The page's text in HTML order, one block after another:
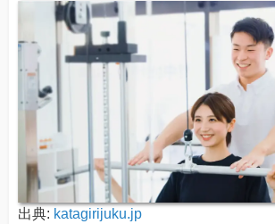
出典: katagirijuku.jp